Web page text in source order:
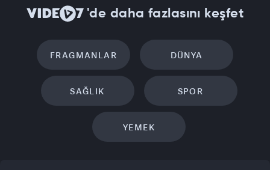
'de daha fazlasını keşfet
FRAGMANLAR DÜNYA
SAĞLIK SPOR
YEMEK